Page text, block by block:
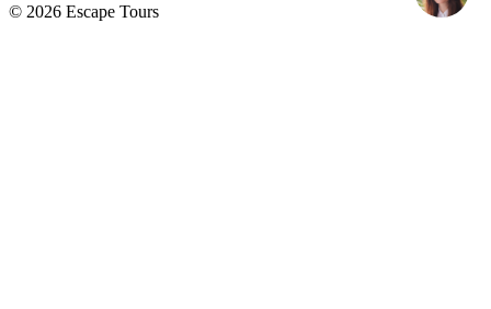
© 2026 Escape Tours